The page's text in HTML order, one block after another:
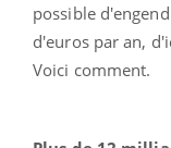
possible
d'euros par an,
Voici comment.